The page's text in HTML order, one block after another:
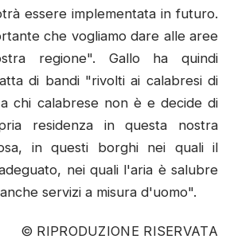
essere implementata in futuro.
che vogliamo dare alle aree
regione". Gallo ha quindi
di bandi "rivolti ai calabresi di
chi calabrese non è e decide di
residenza in questa nostra
in questi borghi nei quali il
nei quali l'aria è salubre
servizi a misura d'uomo".
© RIPRODUZIONE RISERVATA